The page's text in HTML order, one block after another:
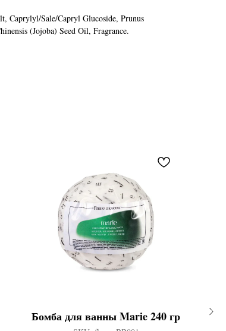
Caprylyl/Sale/Capryl Glucoside, Prunus
(Jojoba) Seed Oil, Fragrance.
Бомба для ванны Marie 240 гр